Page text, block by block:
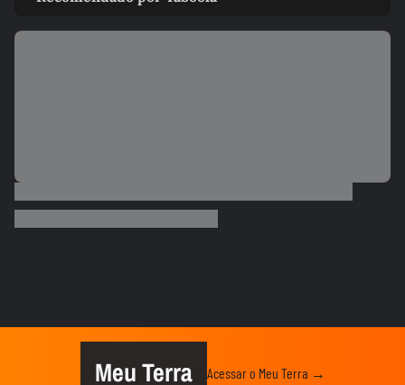
ENTRETÊ
Dummy 'gigante' sem fantasia e...
Meu Terra Acessar o Meu Terra →